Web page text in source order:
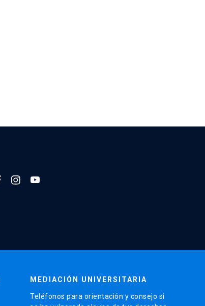
MEDIACIÓN UNIVERSITARIA
Teléfonos para orientación y consejo si